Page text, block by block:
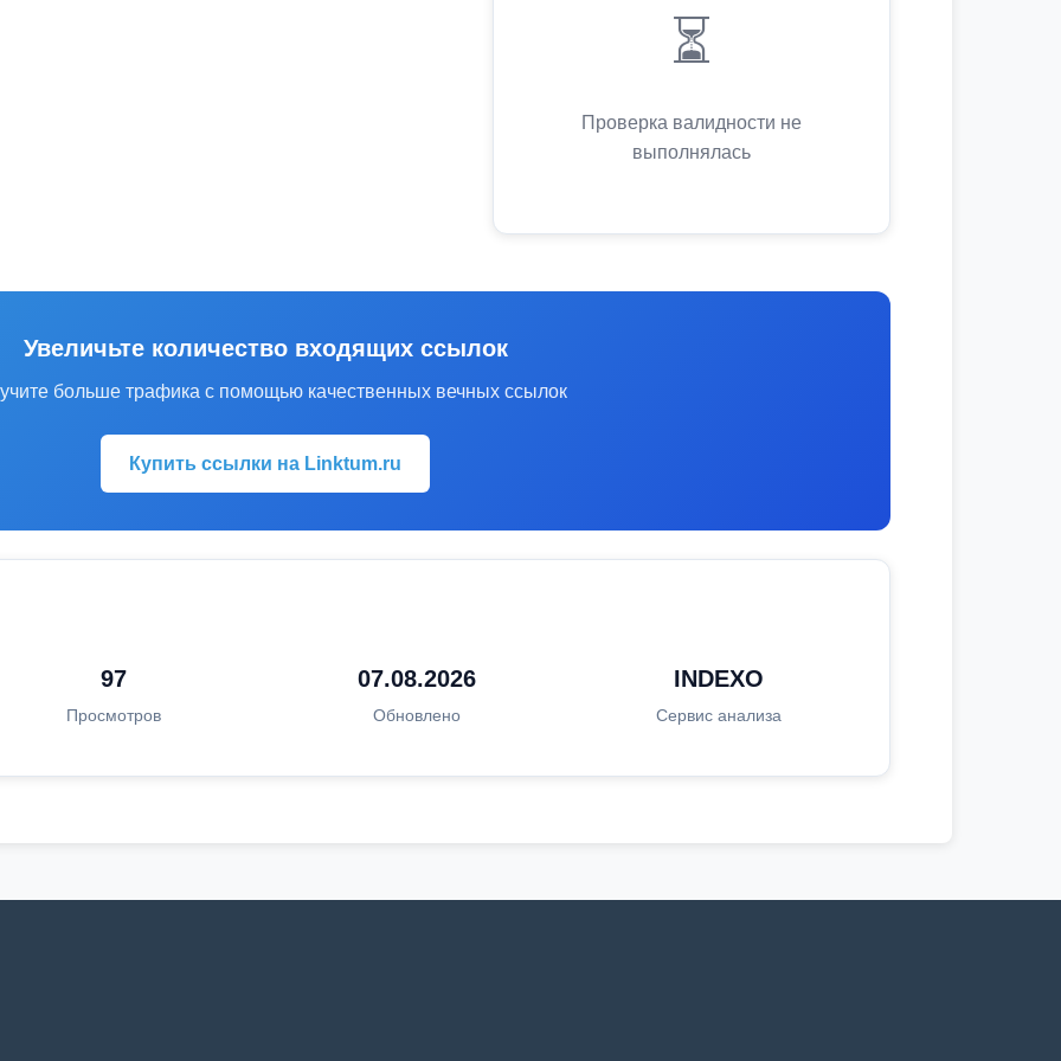
⏳
Проверка валидности не
выполнялась
Увеличьте количество входящих ссылок
больше трафика с помощью качественных вечных ссылок
Купить ссылки на Linktum.ru
97
Просмотров
07.08.2026
Обновлено
INDEXO
Сервис анализа